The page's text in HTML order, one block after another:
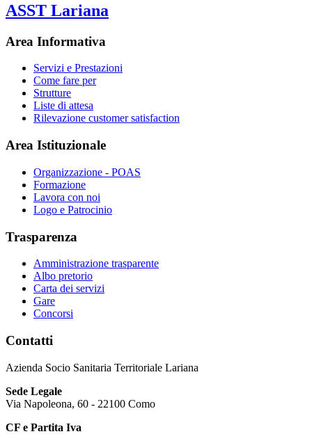
ASST Lariana
Area Informativa
Servizi e Prestazioni
Come fare per
Strutture
Liste di attesa
Rilevazione customer satisfaction
Area Istituzionale
Organizzazione - POAS
Formazione
Lavora con noi
Logo e Patrocinio
Trasparenza
Amministrazione trasparente
Albo pretorio
Carta dei servizi
Gare
Concorsi
Contatti
Azienda Socio Sanitaria Territoriale Lariana
Sede Legale
Via Napoleona, 60 - 22100 Como
CF e Partita Iva